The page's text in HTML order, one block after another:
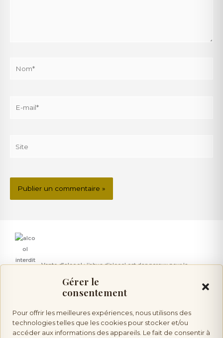
Gérer le
consentement
Pour offrir les meilleures expériences, nous utilisons des
technologies telles que les cookies pour stocker et/ou
accéder aux informations des appareils. Le fait de consentir à
mail*
Vente d’alcool :l’abus d’alcool est dangereux pour la